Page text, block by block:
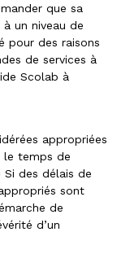
que sa
un niveau de
pour des raisons
de services à
Scolab à
appropriées
le temps de
Si des délais de
sont
de
d’un